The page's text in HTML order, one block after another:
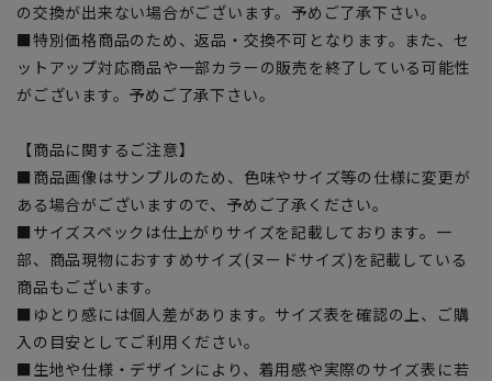
の交換が出来ない場合がございます。予めご了承下さい。
■特別価格商品のため、返品・交換不可となります。また、セ
ットアップ対応商品や一部カラーの販売を終了している可能性
がございます。予めご了承下さい。
【商品に関するご注意】
■商品画像はサンプルのため、色味やサイズ等の仕様に変更が
ある場合がございますので、予めご了承ください。
■サイズスペックは仕上がりサイズを記載しております。一
部、商品現物におすすめサイズ(ヌードサイズ)を記載している
商品もございます。
■ゆとり感には個人差があります。サイズ表を確認の上、ご購
入の目安としてご利用ください。
■生地や仕様・デザインにより、着用感や実際のサイズ表に若